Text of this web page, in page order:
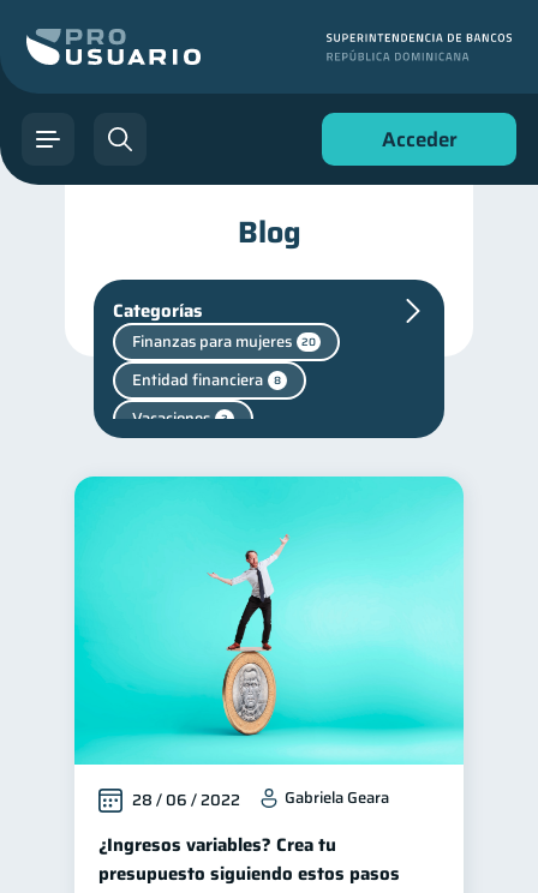
Acceder
Blog
Categorías
Finanzas para mujeres 20
Entidad financiera 8
Vacaciones 2
Finanzas personales
Manejo de deudas
Educación financiera
Finanzas para jóvenes
Control de deudas 30
Finanzas familiares 25
Inclusión financiera 22
Bienestar financiero 22
Seguridad financiera 13
28 / 06 / 2022 Gabriela Geara
¿Ingresos variables? Crea tu
presupuesto siguiendo estos pasos